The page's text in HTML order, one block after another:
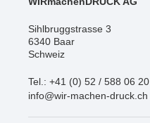
Sihlbruggstrasse 3
6340 Baar
Schweiz
Tel.: +41 (0) 52 / 588 06 20
info@wir-machen-druck.ch